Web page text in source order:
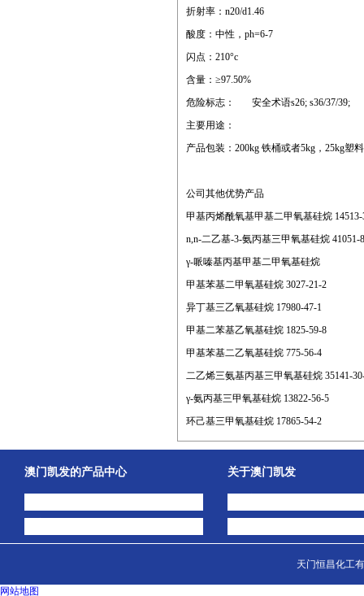
折射率：n20/d1.46
酸度：中性，ph=6-7
闪点：210°c
含量：≥97.50%
危险标志： 安全术语s26; s36/37/39;
主要用途：
产品包装：200kg 铁桶或者5kg，25kg塑
公司其他优势产品
甲基丙烯酰氧基甲基二甲氧基硅烷 14513-
n,n-二乙基-3-氨丙基三甲氧基硅烷 41051-
γ-哌嗪基丙基甲基二甲氧基硅烷
甲基苯基二甲氧基硅烷 3027-21-2
异丁基三乙氧基硅烷 17980-47-1
甲基二苯基乙氧基硅烷 1825-59-8
甲基苯基二乙氧基硅烷 775-56-4
二乙烯三氨基丙基三甲氧基硅烷 35141-
γ-氨丙基三甲氧基硅烷 13822-56-5
环己基三甲氧基硅烷 17865-54-2
澳门凯发的产品中心 关于澳门凯发
天门恒昌化工
网站地图